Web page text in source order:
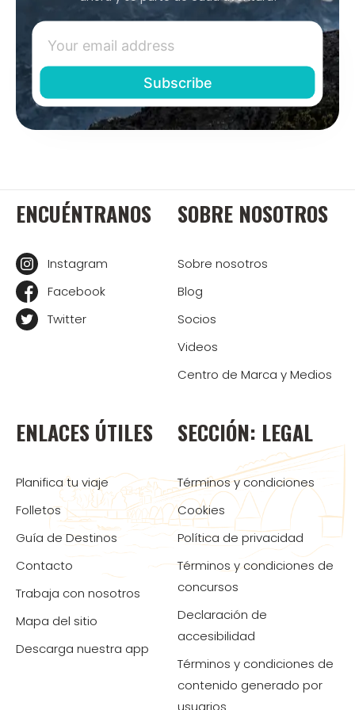
ENCUÉNTRANOS
Instagram
Facebook
Twitter
SOBRE NOSOTROS
Sobre nosotros
Blog
Socios
Videos
Centro de Marca y Medios
ENLACES ÚTILES
Planifica tu viaje
Folletos
Guía de Destinos
Contacto
Trabaja con nosotros
Mapa del sitio
Descarga nuestra app
SECCIÓN: LEGAL
Términos y condiciones
Cookies
Política de privacidad
Términos y condiciones de
concursos
Declaración de
accesibilidad
Términos y condiciones de
contenido generado por
usuarios